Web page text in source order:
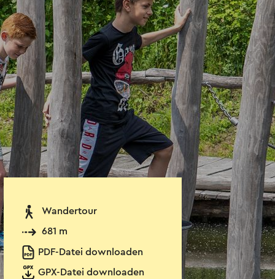
Wandertour
681 m
PDF-Datei downloaden
GPX-Datei downloaden